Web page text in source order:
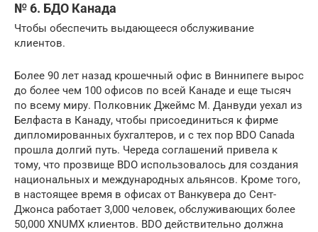
№ 6. БДО Канада
Чтобы обеспечить выдающееся обслуживание
клиентов.
Более 90 лет назад крошечный офис в Виннипеге вырос
до более чем 100 офисов по всей Канаде и еще тысяч
по всему миру. Полковник Джеймс М. Данвуди уехал из
Белфаста в Канаду, чтобы присоединиться к фирме
дипломированных бухгалтеров, и с тех пор BDO Canada
прошла долгий путь. Череда соглашений привела к
тому, что прозвище BDO использовалось для создания
национальных и международных альянсов. Кроме того,
в настоящее время в офисах от Ванкувера до Сент-
Джонса работает 3,000 человек, обслуживающих более
50,000 XNUMX клиентов. BDO действительно должна